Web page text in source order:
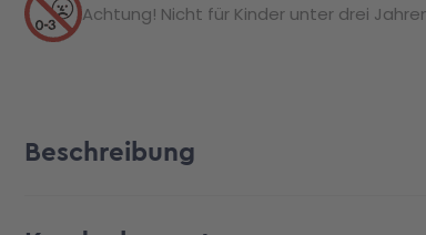
Achtung! Nicht für Kinder unter drei
Beschreibung